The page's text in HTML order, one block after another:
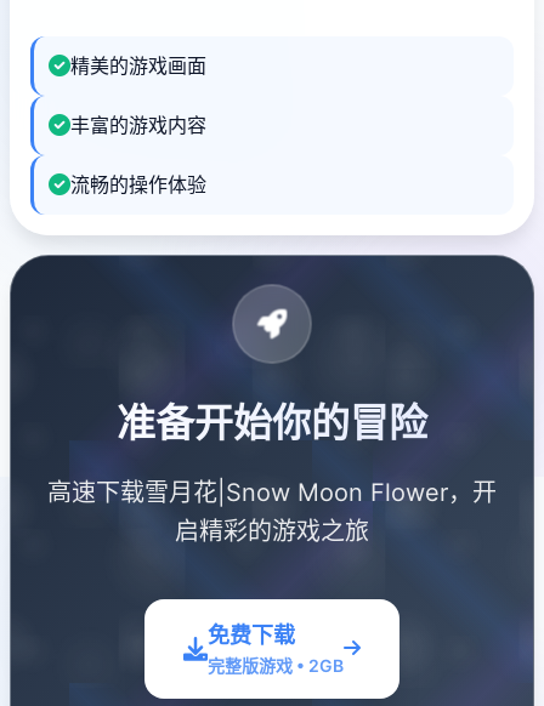
精美的游戏画面
丰富的游戏内容
流畅的操作体验
准备开始你的冒险
高速下载雪月花|Snow Moon Flower，开
启精彩的游戏之旅
免费下载
完整版游戏 • 2GB